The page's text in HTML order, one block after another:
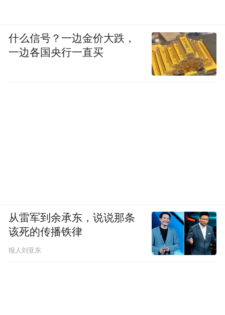
什么信号？一边金价大跌，
一边各国央行一直买
从雷军到余承东，说说那条
该死的传播铁律
报人刘亚东